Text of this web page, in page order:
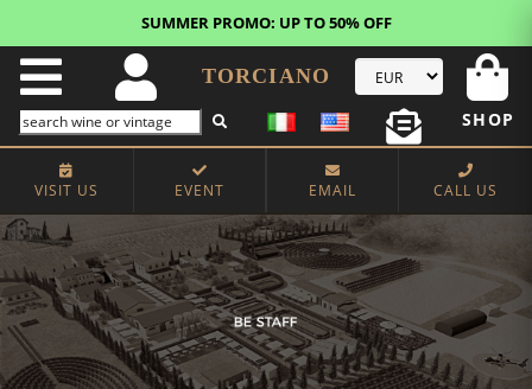
SUMMER PROMO: UP TO 50% OFF
TORCIANO
SHOP
VISIT US EVENT EMAIL CALL US